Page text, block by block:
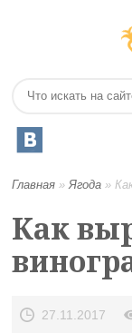
Главная »Ягода »
Как
27.11.2017